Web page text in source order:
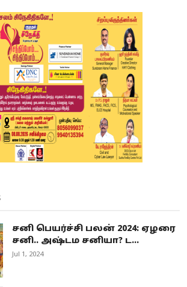
சனி பெயர்ச்சி பலன் 2024: ஏழரை
சனி.. அஷ்டம சனியா? ட...
Jul 1, 2024